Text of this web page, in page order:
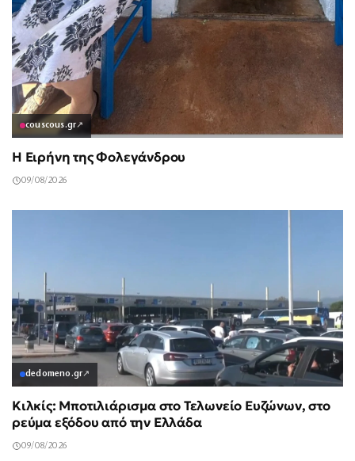
couscous.gr↗
Η Ειρήνη της Φολεγάνδρου
09/08/2026
dedomeno.gr↗
Κιλκίς: Μποτιλιάρισμα στο Τελωνείο Ευζώνων, στο
ρεύμα εξόδου από την Ελλάδα
09/08/2026